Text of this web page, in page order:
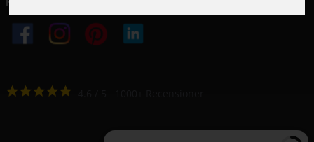
Følg os i dine kanaler